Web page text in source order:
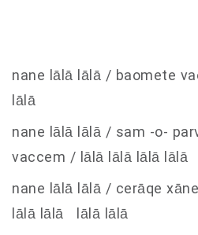
nane lālā lālā / baomete va
lālā
nane lālā lālā / sam -o-
vaccem / lālā lālā lālā lālā
nane lālā lālā / cerāqe
lālā lālā lālā lālā